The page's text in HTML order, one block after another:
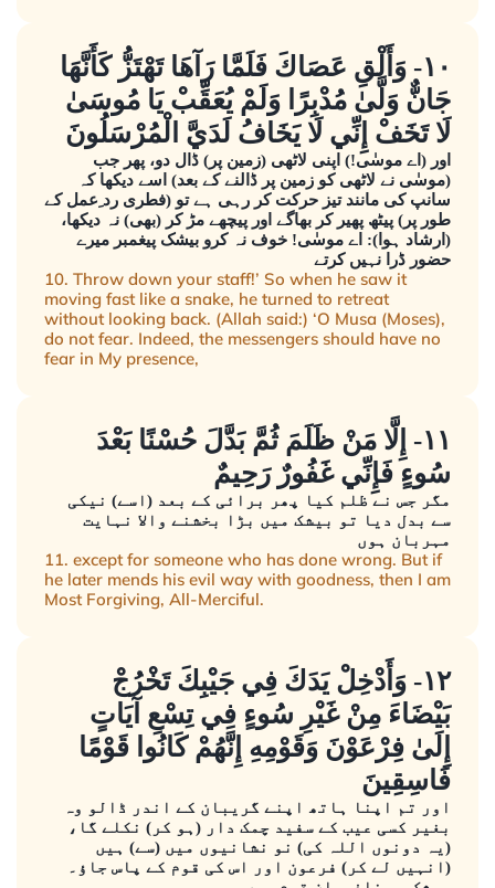
١٠- وَأَلْقِ عَصَاكَ فَلَمَّا رَآهَا تَهْتَزُّ كَأَنَّهَا
جَانٌّ وَلَّىٰ مُدْبِرًا وَلَمْ يُعَقِّبْ يَا مُوسَىٰ
لَا تَخَفْ إِنِّي لَا يَخَافُ لَدَيَّ الْمُرْسَلُونَ
اور (اے موسٰی!) اپنی لاٹھی (زمین پر) ڈال دو، پھر جب
(موسٰی نے لاٹھی کو زمین پر ڈالنے کے بعد) اسے دیکھا کہ
سانپ کی مانند تیز حرکت کر رہی ہے تو (فطری رد ِعمل کے
طور پر) پیٹھ پھیر کر بھاگے اور پیچھے مڑ کر (بھی) نہ دیکھا،
(ارشاد ہوا): اے موسٰی! خوف نہ کرو بیشک پیغمبر میرے
حضور ڈرا نہیں کرتے
10. Throw down your staff!’ So when he saw it
moving fast like a snake, he turned to retreat
without looking back. (Allah said:) ‘O Musa (Moses),
do not fear. Indeed, the messengers should have no
fear in My presence,
١١- إِلَّا مَنْ ظَلَمَ ثُمَّ بَدَّلَ حُسْنًا بَعْدَ
سُوءٍ فَإِنِّي غَفُورٌ رَحِيمٌ
مگر جس نے ظلم کیا پھر برائی کے بعد (اسے) نیکی
سے بدل دیا تو بیشک میں بڑا بخشنے والا نہایت
مہربان ہوں
11. except for someone who has done wrong. But if
he later mends his evil way with goodness, then I am
Most Forgiving, All-Merciful.
١٢- وَأَدْخِلْ يَدَكَ فِي جَيْبِكَ تَخْرُجْ
بَيْضَاءَ مِنْ غَيْرِ سُوءٍ فِي تِسْعِ آيَاتٍ
إِلَىٰ فِرْعَوْنَ وَقَوْمِهِ إِنَّهُمْ كَانُوا قَوْمًا
فَاسِقِينَ
اور تم اپنا ہاتھ اپنے گریبان کے اندر ڈالو وہ
بغیر کسی عیب کے سفید چمک دار (ہو کر) نکلے گا،
(یہ دونوں اللہ کی) نو نشانیوں میں (سے) ہیں
(انہیں لے کر) فرعون اور اس کی قوم کے پاس جاؤ۔